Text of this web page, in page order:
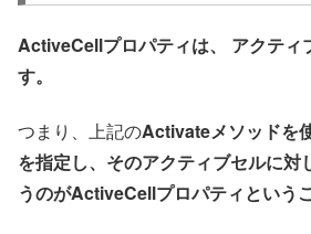
ActiveCellプロパティは、 アクティ
す。
つまり、上記のActivateメソッドを
を指定し、そのアクティブセルに対
うのがActiveCellプロパティという